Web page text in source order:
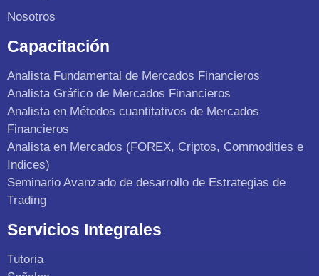
Nosotros
Capacitación
Analista Fundamental de Mercados Financieros
Analista Gráfico de Mercados Financieros
Analista en Métodos cuantitativos de Mercados
Financieros
Analista en Mercados (FOREX, Criptos, Commodities e
Indices)
Seminario Avanzado de desarrollo de Estrategias de
Trading
Servicios Integrales
Tutoria